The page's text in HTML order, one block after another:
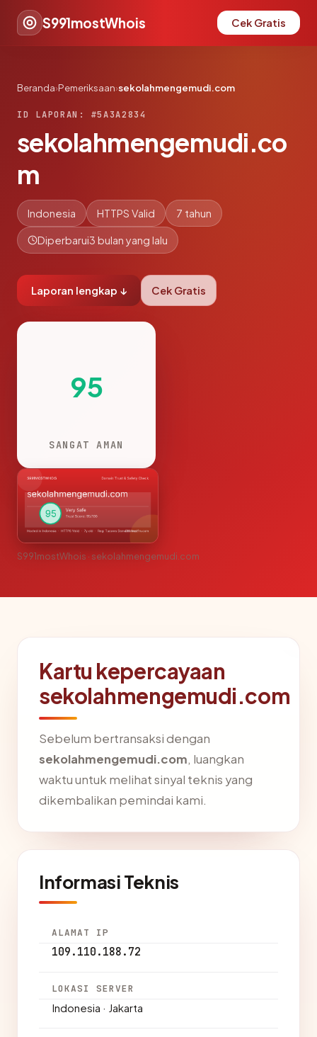
S991mostWhois Cek Gratis
Beranda›Pemeriksaan›sekolahmengemudi.com
ID LAPORAN: #5A3A2834
sekolahmengemudi.co
m
Indonesia HTTPS Valid 7 tahun
Diperbarui3 bulan yang lalu
Laporan lengkap ↓ Cek Gratis
95
SANGAT AMAN
S991mostWhois · sekolahmengemudi.com
Kartu kepercayaan
sekolahmengemudi.com
Sebelum bertransaksi dengan
sekolahmengemudi.com, luangkan
waktu untuk melihat sinyal teknis yang
dikembalikan pemindai kami.
Informasi Teknis
ALAMAT IP
109.110.188.72
LOKASI SERVER
Indonesia · Jakarta